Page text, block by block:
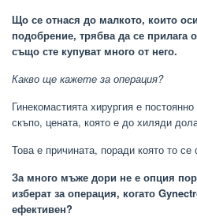
Що се отнася до малкото, които
подобрение, трябва да се прилага
също сте купуват много от него.
Какво ще кажете за операция?
Гинекомастията хирургия е
скъпо, цената, която е до хиляди
Това е причината, поради която то
За много мъже дори не е опция
изберат за операция, когато
ефективен?